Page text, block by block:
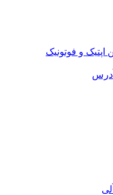
و فوتونیک